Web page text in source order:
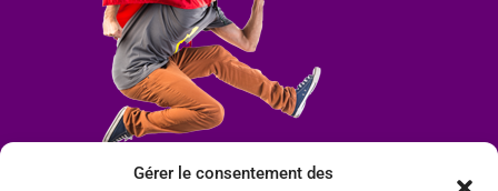
Gérer le consentement des